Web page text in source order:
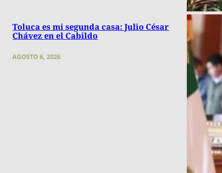
Toluca es mi segunda casa: Julio César
Chávez en el Cabildo
AGOSTO 6, 2026